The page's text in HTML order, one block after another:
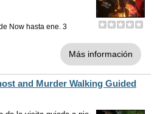
Now hasta ene. 3
Más información
and Murder Walking Guided